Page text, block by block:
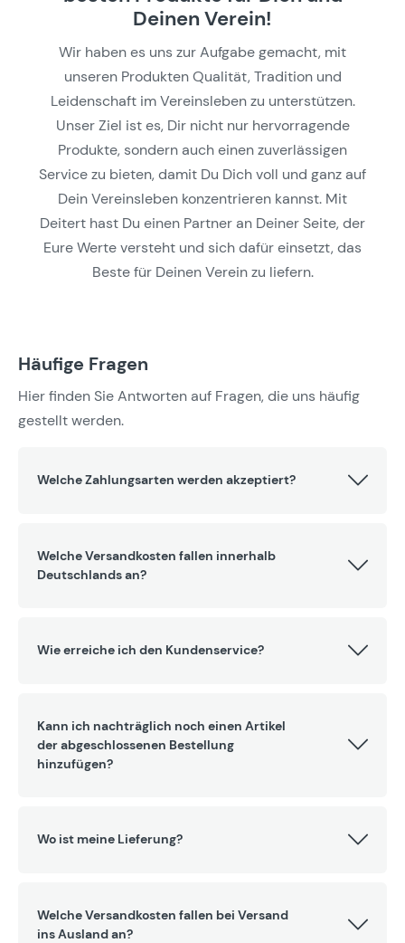
Deinen Verein!
Wir haben es uns zur Aufgabe gemacht, mit
unseren Produkten Qualität, Tradition und
Leidenschaft im Vereinsleben zu unterstützen.
Unser Ziel ist es, Dir nicht nur hervorragende
Produkte, sondern auch einen zuverlässigen
Service zu bieten, damit Du Dich voll und ganz auf
Dein Vereinsleben konzentrieren kannst. Mit
Deitert hast Du einen Partner an Deiner Seite, der
Eure Werte versteht und sich dafür einsetzt, das
Beste für Deinen Verein zu liefern.
Häufige Fragen
Hier finden Sie Antworten auf Fragen, die uns häufig
gestellt werden.
Welche Zahlungsarten werden akzeptiert?
Welche Versandkosten fallen innerhalb
Deutschlands an?
Wie erreiche ich den Kundenservice?
Kann ich nachträglich noch einen Artikel
der abgeschlossenen Bestellung
hinzufügen?
Wo ist meine Lieferung?
Welche Versandkosten fallen bei Versand
ins Ausland an?